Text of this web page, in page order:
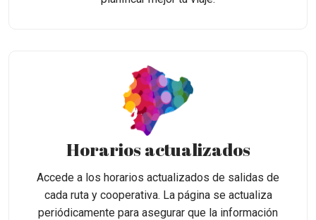
Horarios actualizados
Accede a los horarios actualizados de salidas de
cada ruta y cooperativa. La página se actualiza
periódicamente para asegurar que la información